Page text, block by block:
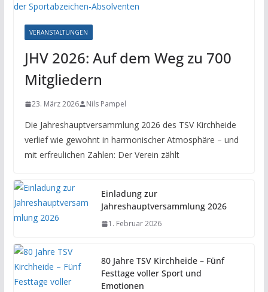
VERANSTALTUNGEN
JHV 2026: Auf dem Weg zu 700
Mitgliedern
23. März 2026 Nils Pampel
Die Jahreshauptversammlung 2026 des TSV Kirchheide
verlief wie gewohnt in harmonischer Atmosphäre – und
mit erfreulichen Zahlen: Der Verein zählt
Einladung zur
Jahreshauptversammlung 2026
1. Februar 2026
80 Jahre TSV Kirchheide – Fünf
Festtage voller Sport und
Emotionen